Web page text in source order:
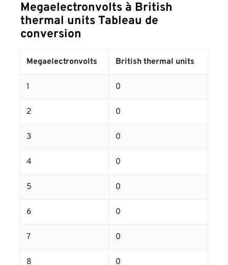
Megaelectronvolts à British
thermal units Tableau de
conversion
Megaelectronvolts British thermal units
1 0
2 0
3 0
4 0
5 0
6 0
7 0
8 0